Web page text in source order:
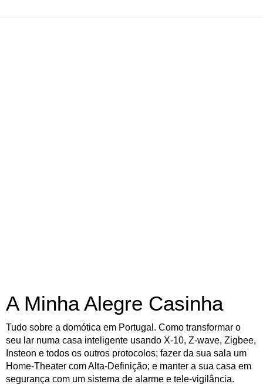
A Minha Alegre Casinha
Tudo sobre a domótica em Portugal. Como transformar o
seu lar numa casa inteligente usando X-10, Z-wave, Zigbee,
Insteon e todos os outros protocolos; fazer da sua sala um
Home-Theater com Alta-Definição; e manter a sua casa em
segurança com um sistema de alarme e tele-vigilância.